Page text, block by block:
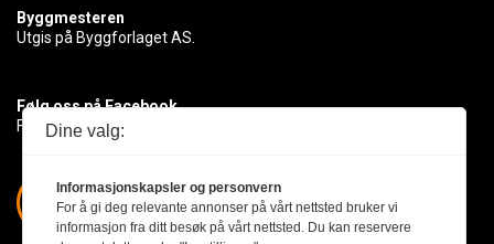
Byggmesteren
Utgis på Byggforlaget AS.
Følg oss på Facebook
Få med deg det siste innen byggebransjen
Dine valg:
Informasjonskapsler og personvern
For å gi deg relevante annonser på vårt nettsted bruker vi
informasjon fra ditt besøk på vårt nettsted. Du kan reservere